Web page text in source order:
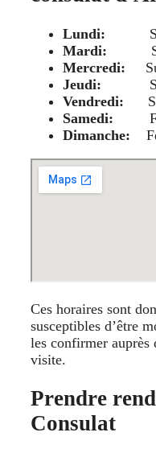
Lundi: Sur
Mardi: Sur
Mercredi:
Jeudi: Sur
Vendredi:
Samedi:
Dimanche:
Ces horaires sont
susceptibles d’être
les confirmer auprès
visite.
Prendre
Consulat